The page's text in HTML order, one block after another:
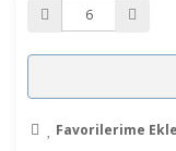
Favorilerime Ekle